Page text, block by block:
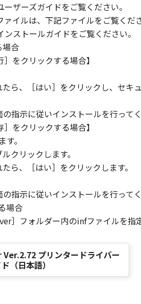
されるまで有効に存続します。
およびその複製物のすべてを廃棄
条項に違反した場合、本契約書は
約書が終了した場合、速やかに
2条、第4条から第7条まで、第8
RIGHTS NOTICE
米国政府の機関また団体を意味し
is a "commercial item," as that
and "commercial computer
12.212 and 48 C.F.R.
with only those rights set
Japan.
とは、本契約書中で定義さ
その一部が法律により無効である
ザーズガイドをご覧ください。
イルは、下記ファイルをご覧くださ
ストールガイドをご覧ください。
合
をクリックする場合】
ら、［はい］をクリックし、セキ
指示に従いインストールを行ってく
をクリックする場合】
。
クリックします。
ら、［はい］をクリックします。
指示に従いインストールを行ってく
場合
］フォルダー内のinfファイルを指
プリンタードライバー
（日本語）